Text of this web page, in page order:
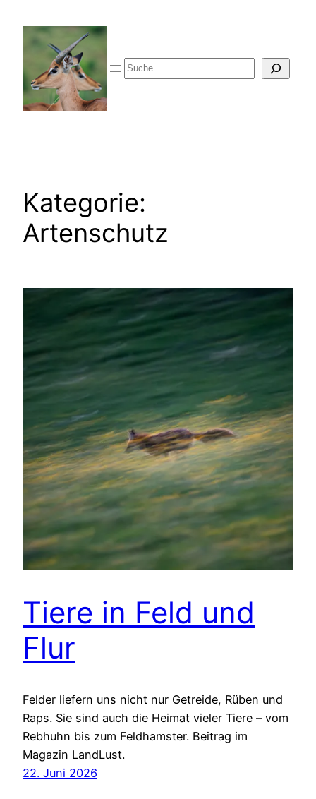
springen
Suche
Kategorie:
Artenschutz
Tiere in Feld und
Flur
Felder liefern uns nicht nur Getreide, Rüben und
Raps. Sie sind auch die Heimat vieler Tiere – vom
Rebhuhn bis zum Feldhamster. Beitrag im
Magazin LandLust.
22. Juni 2026